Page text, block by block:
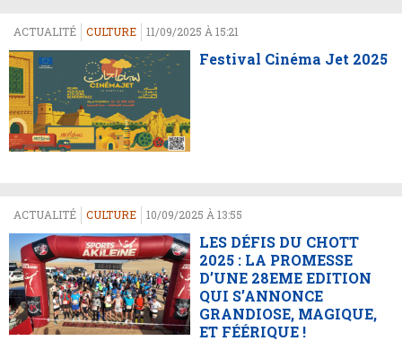
ACTUALITÉ CULTURE 11/09/2025 À 15:21
Festival Cinéma Jet 2025
ACTUALITÉ CULTURE 10/09/2025 À 13:55
LES DÉFIS DU CHOTT
2025 : LA PROMESSE
D’UNE 28EME EDITION
QUI S’ANNONCE
GRANDIOSE, MAGIQUE,
ET FÉÉRIQUE !